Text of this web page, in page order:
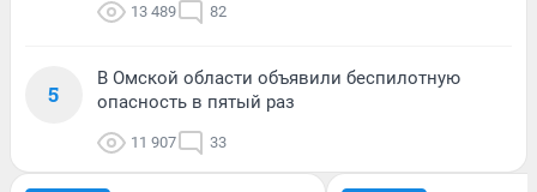
13 489 82
5
В Омской области объявили беспилотную
опасность в пятый раз
11 907 33